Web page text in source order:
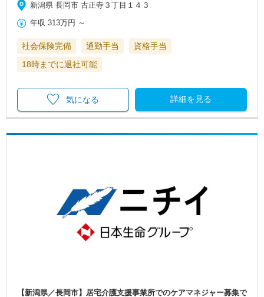
新潟県 長岡市 古正寺３丁目１４３
年収 313万円 ～
社会保険完備 通勤手当
資格手当
18時までに退社可能
詳細を見る
気になる
【新潟県／長岡市】居宅介護支援事業所でのケアマネジャー募集で